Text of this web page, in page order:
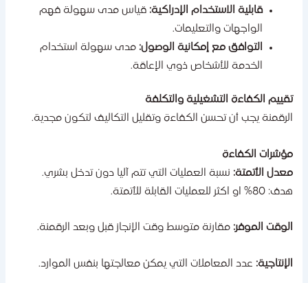
قابلية الاستخدام الإدراكية:قياس مدى سهولة فهم
الواجهات والتعليمات.
التوافق مع إمكانية الوصول:مدى سهولة استخدام
الخدمة للأشخاص ذوي الإعاقة.
الكفاءة التشغيلية والتكلفة
يجب أن تحسن الكفاءة وتقليل التكاليف لتكون مجدية.
الكفاءة
الأتمتة:نسبة العمليات التي تتم آليا دون تدخل بشري.
او اكثر للعمليات القابلة للأتمتة.
الموفر:مقارنة متوسط وقت الإنجاز قبل وبعد الرقمنة.
عدد المعاملات التي يمكن معالجتها بنفس الموارد.